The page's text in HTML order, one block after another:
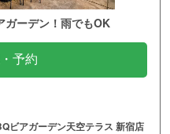
ガーデン！雨でもOK
予約
ビアガーデン天空テラス 新宿店